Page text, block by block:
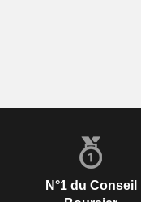
N°1 du Conseil